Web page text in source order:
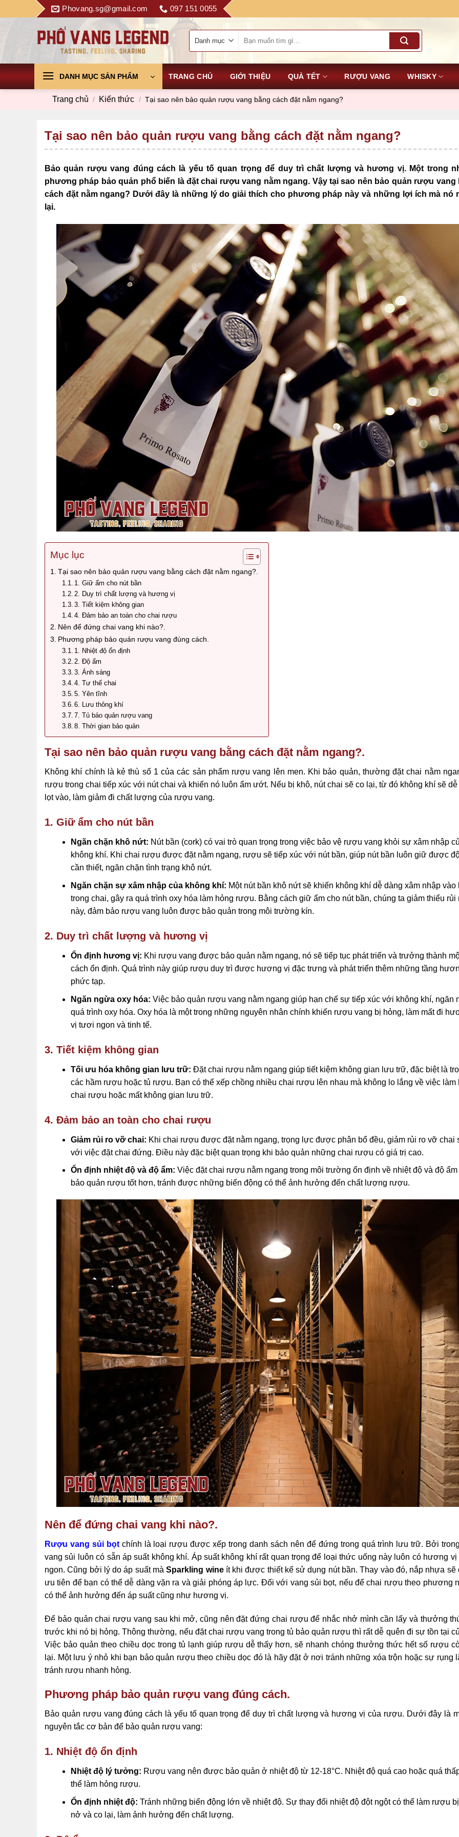
to
Phovang.sg@gmail.com 097 151 0055
kiếm:
DANH MỤC SẢN PHẨM TRANG CHỦ GIỚI THIỆU QUÀ TẾT RƯỢU VANG WHISKY
Trang chủ / Kiến thức / Tại sao nên bảo quản rượu vang bằng cách đặt nằm ngang?
Tại sao nên bảo quản rượu vang bằng cách đặt nằm ngang?
Bảo quản rượu vang đúng cách là yếu tố quan trọng để duy trì chất lượng và hương vị. Một trong
phương pháp bảo quản phổ biến là đặt chai rượu vang nằm ngang. Vậy tại sao nên bảo quản rượu vang
cách đặt nằm ngang? Dưới đây là những lý do giải thích cho phương pháp này và những lợi ích mà nó
lại.
Mục lục
Tại sao nên bảo quản rượu vang bằng cách đặt nằm ngang?.
1. Giữ ẩm cho nút bần
2. Duy trì chất lượng và hương vị
3. Tiết kiệm không gian
4. Đảm bảo an toàn cho chai rượu
Nên để đứng chai vang khi nào?.
Phương pháp bảo quản rượu vang đúng cách.
1. Nhiệt độ ổn định
2. Độ ẩm
3. Ánh sáng
4. Tư thế chai
5. Yên tĩnh
6. Lưu thông khí
7. Tủ bảo quản rượu vang
8. Thời gian bảo quản
Tại sao nên bảo quản rượu vang bằng cách đặt nằm ngang?.
Không khí chính là kẻ thù số 1 của các sản phẩm rượu vang lên men. Khi bảo quản, thường đặt chai nằm
rượu trong chai tiếp xúc với nút chai và khiến nó luôn ẩm ướt. Nếu bị khô, nút chai sẽ co lại, từ đó không khí sẽ
lọt vào, làm giảm đi chất lượng của rượu vang.
1. Giữ ẩm cho nút bần
Ngăn chặn khô nứt: Nút bần (cork) có vai trò quan trọng trong việc bảo vệ rượu vang khỏi sự xâm nhập
không khí. Khi chai rượu được đặt nằm ngang, rượu sẽ tiếp xúc với nút bần, giúp nút bần luôn giữ được
cần thiết, ngăn chặn tình trạng khô nứt.
Ngăn chặn sự xâm nhập của không khí: Một nút bần khô nứt sẽ khiến không khí dễ dàng xâm nhập vào
trong chai, gây ra quá trình oxy hóa làm hỏng rượu. Bằng cách giữ ẩm cho nút bần, chúng ta giảm thiểu rủi
này, đảm bảo rượu vang luôn được bảo quản trong môi trường kín.
2. Duy trì chất lượng và hương vị
Ổn định hương vị: Khi rượu vang được bảo quản nằm ngang, nó sẽ tiếp tục phát triển và trưởng thành
cách ổn định. Quá trình này giúp rượu duy trì được hương vị đặc trưng và phát triển thêm những tầng
phức tạp.
Ngăn ngừa oxy hóa: Việc bảo quản rượu vang nằm ngang giúp hạn chế sự tiếp xúc với không khí, ngăn
quá trình oxy hóa. Oxy hóa là một trong những nguyên nhân chính khiến rượu vang bị hỏng, làm mất đi
vị tươi ngon và tinh tế.
3. Tiết kiệm không gian
Tối ưu hóa không gian lưu trữ: Đặt chai rượu nằm ngang giúp tiết kiệm không gian lưu trữ, đặc biệt là
các hầm rượu hoặc tủ rượu. Bạn có thể xếp chồng nhiều chai rượu lên nhau mà không lo lắng về việc làm
chai rượu hoặc mất không gian lưu trữ.
4. Đảm bảo an toàn cho chai rượu
Giảm rủi ro vỡ chai: Khi chai rượu được đặt nằm ngang, trọng lực được phân bổ đều, giảm rủi ro vỡ chai
với việc đặt chai đứng. Điều này đặc biệt quan trọng khi bảo quản những chai rượu có giá trị cao.
Ổn định nhiệt độ và độ ẩm: Việc đặt chai rượu nằm ngang trong môi trường ổn định về nhiệt độ và độ
bảo quản rượu tốt hơn, tránh được những biến động có thể ảnh hưởng đến chất lượng rượu.
Nên để đứng chai vang khi nào?.
Rượu vang sủi bọtchính là loại rượu được xếp trong danh sách nên để đứng trong quá trình lưu trữ. Bởi
vang sủi luôn có sẵn áp suất không khí. Áp suất không khí rất quan trọng để loại thức uống này luôn có hương vị
ngon. Cũng bởi lý do áp suất màSparkling wineít khi được thiết kế sử dụng nút bần. Thay vào đó, nắp nhựa sẽ
ưu tiên để bạn có thể dễ dàng vặn ra và giải phóng áp lực. Đối với vang sủi bọt, nếu để chai rượu theo phương
có thể ảnh hưởng đến áp suất cũng như hương vị.
Để bảo quản chai rượu vang sau khi mở, cũng nên đặt đứng chai rượu để nhắc nhở mình cần lấy và thưởng
trước khi nó bị hỏng. Thông thường, nếu đặt chai rượu vang trong tủ bảo quản rượu thì rất dễ quên đi sự tồn tại
Việc bảo quản theo chiều dọc trong tủ lạnh giúp rượu dễ thấy hơn, sẽ nhanh chóng thưởng thức hết số rượu
lại. Một lưu ý nhỏ khi bạn bảo quản rượu theo chiều dọc đó là hãy đặt ở nơi tránh những xóa trộn hoặc sự rụng
tránh rượu nhanh hỏng.
Phương pháp bảo quản rượu vang đúng cách.
Bảo quản rượu vang đúng cách là yếu tố quan trọng để duy trì chất lượng và hương vị của rượu. Dưới đây là
nguyên tắc cơ bản để bảo quản rượu vang:
1. Nhiệt độ ổn định
Nhiệt độ lý tưởng: Rượu vang nên được bảo quản ở nhiệt độ từ 12-18°C. Nhiệt độ quá cao hoặc quá
thể làm hỏng rượu.
Ổn định nhiệt độ: Tránh những biến động lớn về nhiệt độ. Sự thay đổi nhiệt độ đột ngột có thể làm rượu
nở và co lại, làm ảnh hưởng đến chất lượng.